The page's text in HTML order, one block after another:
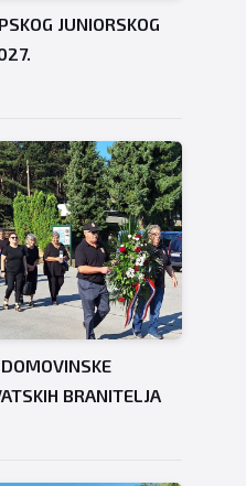
JUNIORSKOG
BRANITELJA